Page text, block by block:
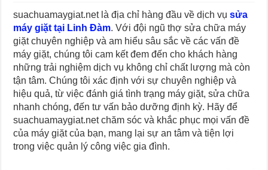
suachuamaygiat.net là địa chỉ hàng đầu về dịch vụsửa
máy giặt tại Linh Đàm. Với đội ngũ thợ sửa chữa máy
giặt chuyên nghiệp và am hiểu sâu sắc về các vấn đề
máy giặt, chúng tôi cam kết đem đến cho khách hàng
những trải nghiệm dịch vụ không chỉ chất lượng mà còn
tận tâm. Chúng tôi xác định với sự chuyên nghiệp và
hiệu quả, từ việc đánh giá tình trạng máy giặt, sửa chữa
nhanh chóng, đến tư vấn bảo dưỡng định kỳ. Hãy để
suachuamaygiat.net chăm sóc và khắc phục mọi vấn đề
của máy giặt của bạn, mang lại sự an tâm và tiện lợi
trong việc quản lý công việc gia đình.